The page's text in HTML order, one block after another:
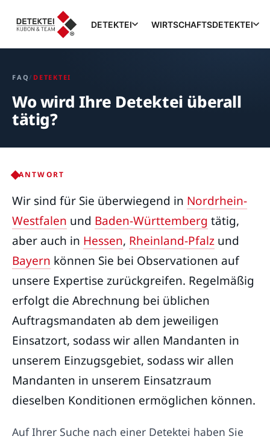
DETEKTEI WIRTSCHAFTSDETEKTEI
FAQ/ DETEKTEI
Wo wird Ihre Detektei überall
tätig?
ANTWORT
Wir sind für Sie überwiegend in Nordrhein-
Westfalen und Baden-Württemberg tätig,
aber auch in Hessen, Rheinland-Pfalz und
Bayern können Sie bei Observationen auf
unsere Expertise zurückgreifen. Regelmäßig
erfolgt die Abrechnung bei üblichen
Auftragsmandaten ab dem jeweiligen
Einsatzort, sodass wir allen Mandanten in
unserem Einzugsgebiet, sodass wir allen
Mandanten in unserem Einsatzraum
dieselben Konditionen ermöglichen können.
Auf Ihrer Suche nach einer Detektei haben Sie